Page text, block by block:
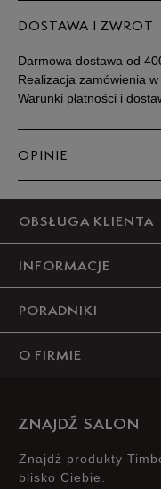
47,5 31 cm
Zobacz jak
DOSTAWA I ZWROT
Darmowa dostawa od
Realizacja zamówienia
Warunki płatności i
OPINIE
5
4
3
2
OBSŁUGA KLIENTA
INFORMACJE
PORADNIKI
O FIRMIE
ZNAJDŹ SALON
Znajdż produkty
blisko Ciebie.